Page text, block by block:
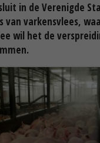
in de Verenigde
van varkensvlees,
wil het de